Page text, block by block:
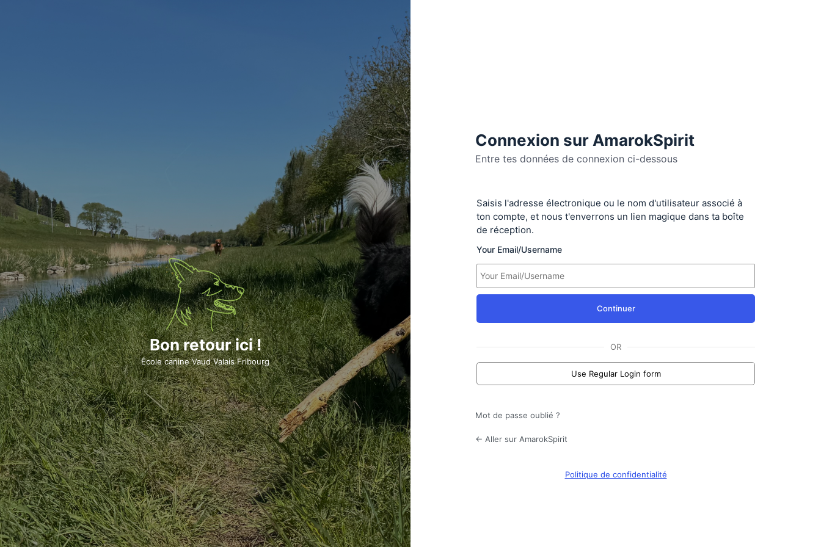
Connexion sur AmarokSpirit
Entre tes données de connexion ci-dessous
Se
connecter
Saisis l'adresse électronique ou le nom d'utilisateur associé à
ton compte, et nous t'enverrons un lien magique dans ta boîte
de réception.
Your Email/Username
Continuer
OR
Use Regular Login form
Mot de passe oublié ?
← Aller sur AmarokSpirit
Politique de confidentialité
Bon retour ici !
École canine Vaud Valais Fribourg